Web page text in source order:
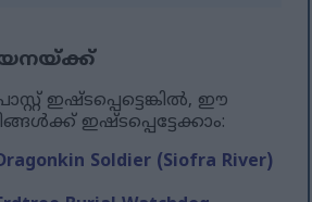
ഇഷ്ടപ്പെട്ടെങ്കിൽ, ഈ
ഇഷ്ടപ്പെട്ടേക്കാം:
Soldier (Siofra River)